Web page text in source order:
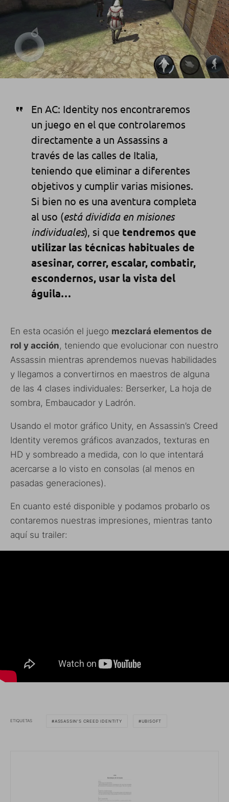
En AC: Identity nos encontraremos
un juego en el que controlaremos
directamente a un Assassins a
través de las calles de Italia,
teniendo que eliminar a diferentes
objetivos y cumplir varias misiones.
Si bien no es una aventura completa
al uso (está dividida en misiones
individuales), si que tendremos que
utilizar las técnicas habituales de
asesinar, correr, escalar, combatir,
escondernos, usar la vista del
águila…
En esta ocasión el juego mezclará elementos de
rol y acción, teniendo que evolucionar con nuestro
Assassin mientras aprendemos nuevas habilidades
y llegamos a convertirnos en maestros de alguna
de las 4 clases individuales: Berserker, La hoja de
sombra, Embaucador y Ladrón.
Usando el motor gráfico Unity, en Assassin’s Creed
Identity veremos gráficos avanzados, texturas en
HD y sombreado a medida, con lo que intentará
acercarse a lo visto en consolas (al menos en
pasadas generaciones).
En cuanto esté disponible y podamos probarlo os
contaremos nuestras impresiones, mientras tanto
aquí su trailer:
ETIQUETAS ASSASSIN'S CREED IDENTITY UBISOFT